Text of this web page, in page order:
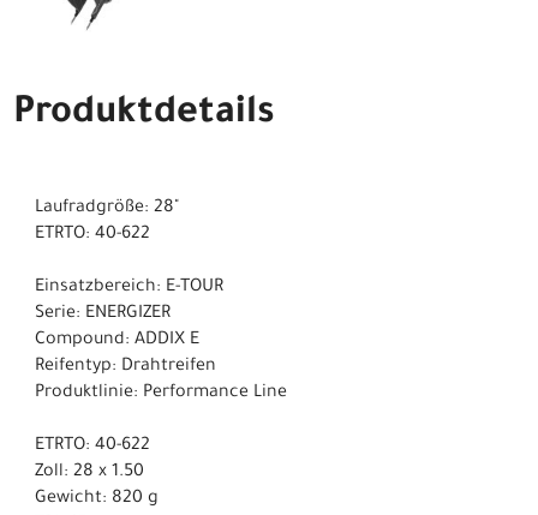
Produktdetails
Laufradgröße: 28"
ETRTO: 40-622
Einsatzbereich: E-TOUR
Serie: ENERGIZER
Compound: ADDIX E
Reifentyp: Drahtreifen
Produktlinie: Performance Line
ETRTO: 40-622
Zoll: 28 x 1.50
Gewicht: 820 g